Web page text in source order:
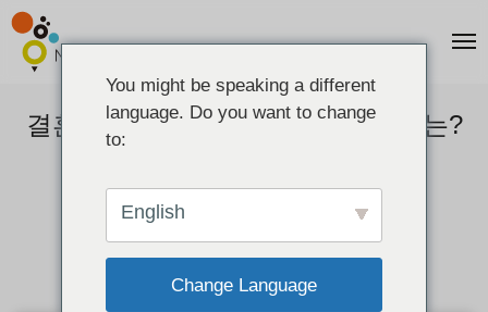
결혼반지를 끼지 않는 남성의 심리는?
You might be speaking a different
language. Do you want to change
to:
English
Change Language